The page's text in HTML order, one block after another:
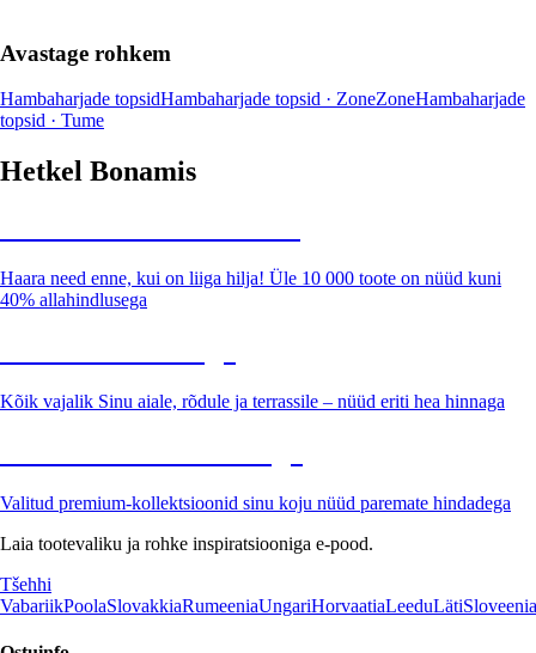
Avastage rohkem
Hambaharjade topsidHambaharjade topsid · ZoneZoneHambaharjade
topsid · Tume
Hetkel Bonamis
Haara need enne, kui on liiga hilja! Üle 10 000 toote on nüüd kuni
40% allahindlusega
Kõik vajalik Sinu aiale, rõdule ja terrassile – nüüd eriti hea hinnaga
Valitud premium-kollektsioonid sinu koju nüüd paremate hindadega
Laia tootevaliku ja rohke inspiratsiooniga e-pood.
Tšehhi
VabariikPoolaSlovakkiaRumeeniaUngariHorvaatiaLeeduLätiSloveenia